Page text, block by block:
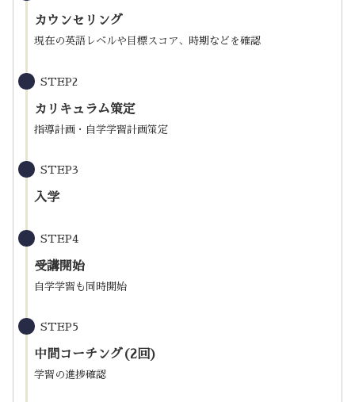
カウンセリング
現在の英語レベルや目標スコア、時期などを確認
STEP2
カリキュラム策定
指導計画・自学学習計画策定
STEP3
入学
STEP4
受講開始
自学学習も同時開始
STEP5
中間コーチング(2回)
学習の進捗確認